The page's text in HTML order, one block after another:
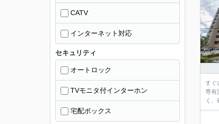
すぐ
専有
く
CATV
インターネット対応
セキュリティ
オートロック
TVモニタ付インターホン
宅配ボックス